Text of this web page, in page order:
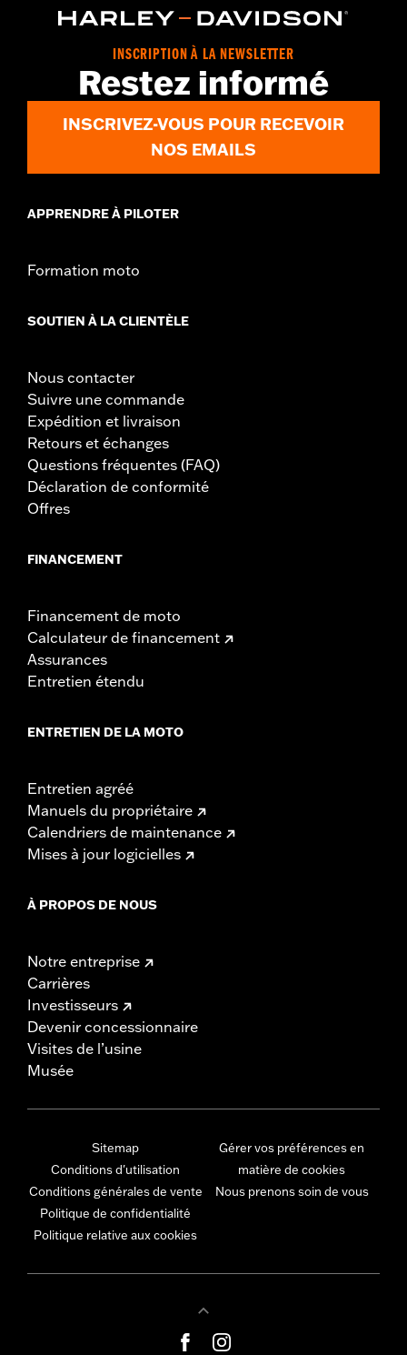
Instructions d’installation
Paire
Dans la boîte: Repose-pieds gauche et droit et instructions
d'installation
INSCRIPTION À LA NEWSLETTER
Restez informé
INSCRIVEZ-VOUS POUR RECEVOIR
NOS EMAILS
APPRENDRE À PILOTER
Formation moto
SOUTIEN À LA CLIENTÈLE
Nous contacter
Suivre une commande
Expédition et livraison
Retours et échanges
Questions fréquentes (FAQ)
Déclaration de conformité
Offres
FINANCEMENT
Financement de moto
Calculateur de financement
Assurances
Entretien étendu
ENTRETIEN DE LA MOTO
Entretien agréé
Manuels du propriétaire
Calendriers de maintenance
Mises à jour logicielles
À PROPOS DE NOUS
Notre entreprise
Carrières
Investisseurs
Devenir concessionnaire
Visites de l’usine
Musée
Sitemap
Conditions d'utilisation
Conditions générales de vente
Politique de confidentialité
Politique relative aux cookies
Gérer vos préférences en
matière de cookies
Nous prenons soin de vous